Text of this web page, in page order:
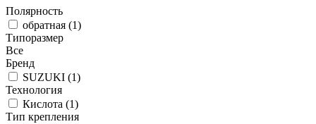
Полярность
обратная (1)
Типоразмер
Все
Бренд
SUZUKI (1)
Технология
Кислота (1)
Тип крепления